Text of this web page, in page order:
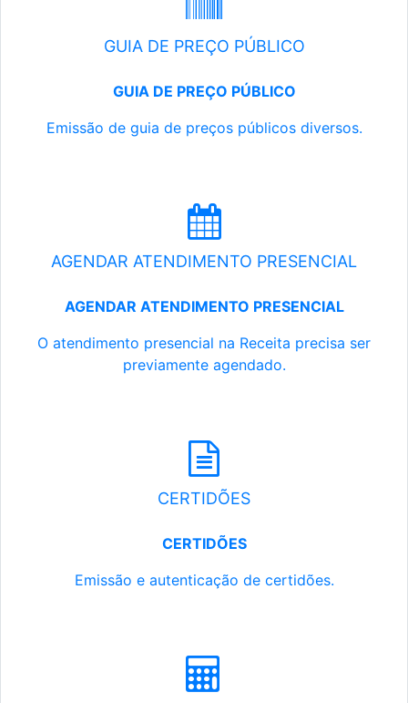
GUIA DE PREÇO PÚBLICO
GUIA DE PREÇO PÚBLICO
Emissão de guia de preços públicos diversos.
AGENDAR ATENDIMENTO PRESENCIAL
AGENDAR ATENDIMENTO PRESENCIAL
O atendimento presencial na Receita precisa ser
previamente agendado.
CERTIDÕES
CERTIDÕES
Emissão e autenticação de certidões.